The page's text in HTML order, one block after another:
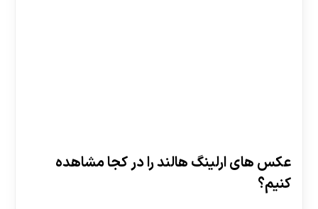
عکس های ارلینگ هالند را در کجا مشاهده
کنیم؟